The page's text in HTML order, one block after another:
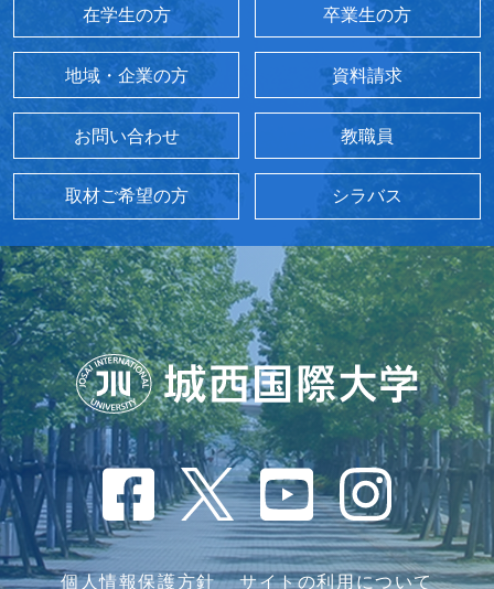
在学生の方 卒業生の方
地域・企業の方 資料請求
お問い合わせ 教職員
取材ご希望の方 シラバス
個人情報保護方針 サイトの利用について